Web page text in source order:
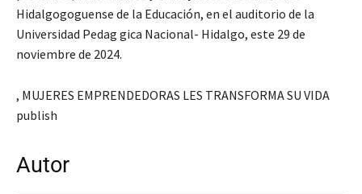
Hidalgogoguense de la Educación, en el auditorio de la
Universidad Pedag gica Nacional- Hidalgo, este 29 de
noviembre de 2024.
, MUJERES EMPRENDEDORAS LES TRANSFORMA SU VIDA
publish
Autor